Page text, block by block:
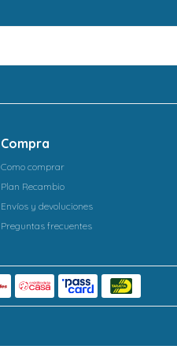
Compra
Como comprar
Plan Recambio
Envíos y devoluciones
Preguntas frecuentes